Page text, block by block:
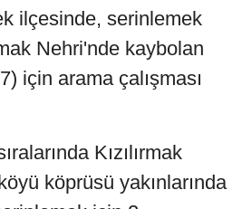
ilçesinde, serinlemek
Nehri'nde kaybolan
için arama çalışması
Kızılırmak
köprüsü yakınlarında